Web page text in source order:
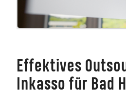
Effektives
Inkasso für Bad